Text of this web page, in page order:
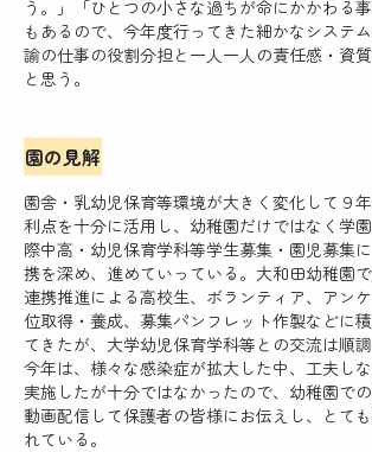
う。」「ひとつの小さな過ちが命にかかわる
もあるので、今年度行ってきた細かなシステ
諭の仕事の役割分担と一人一人の責任感・資
と思う。
園の見解
園舎・乳幼児保育等環境が大きく変化して９
利点を十分に活用し、幼稚園だけではなく学
際中高・幼児保育学科等学生募集・園児募集
携を深め、進めていっている。大和田幼稚園
連携推進による高校生、ボランティア、アン
位取得・養成、募集パンフレット作製などに
てきたが、大学幼児保育学科等との交流は順調
今年は、様々な感染症が拡大した中、工夫し
実施したが十分ではなかったので、幼稚園で
動画配信して保護者の皆様にお伝えし、とて
れている。